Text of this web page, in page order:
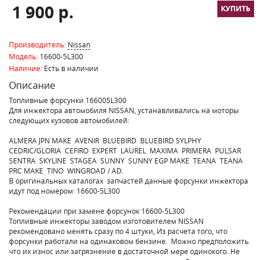
1 900 р.
Производитель: Nissan
Модель: 16600-5L300
Наличие: Есть в наличии
Описание
Топливные форсунки 166005L300
Для инжектора автомобиля NISSAN, устанавливались на моторы
следующих кузовов автомобилей:
ALMERA JPN MAKE AVENIR BLUEBIRD BLUEBIRD SYLPHY
CEDRIC/GLORIA CEFIRO EXPERT LAUREL MAXIMA PRIMERA PULSAR
SENTRA SKYLINE STAGEA SUNNY SUNNY EGP MAKE TEANA TEANA
PRC MAKE TINO WINGROAD / AD.
В оригинальных каталогах запчастей данные форсунки инжектора
идут под номером: 16600-5L300
Рекомендации при замене форсунок 16600-5L300
Топливные инжекторы заводом изготовителем NISSAN
рекомендовано менять сразу по 4 штуки, Из расчета того, что
форсунки работали на одинаковом бензине. Можно предположить
что их износ или загрязнение в достаточной мере одинокого. Не